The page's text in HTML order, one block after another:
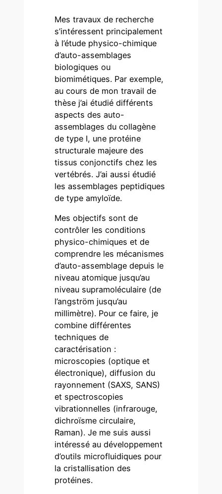
Mes travaux de recherche
s’intéressent principalement
à l’étude physico-chimique
d’auto-assemblages
biologiques ou
biomimétiques. Par exemple,
au cours de mon travail de
thèse j’ai étudié différents
aspects des auto-
assemblages du collagène
de type I, une protéine
structurale majeure des
tissus conjonctifs chez les
vertébrés. J’ai aussi étudié
les assemblages peptidiques
de type amyloïde.
Mes objectifs sont de
contrôler les conditions
physico-chimiques et de
comprendre les mécanismes
d’auto-assemblage depuis le
niveau atomique jusqu’au
niveau supramoléculaire (de
l’angström jusqu’au
millimètre). Pour ce faire, je
combine différentes
techniques de
caractérisation :
microscopies (optique et
électronique), diffusion du
rayonnement (SAXS, SANS)
et spectroscopies
vibrationnelles (infrarouge,
dichroïsme circulaire,
Raman). Je me suis aussi
intéressé au développement
d’outils microfluidiques pour
la cristallisation des
protéines.